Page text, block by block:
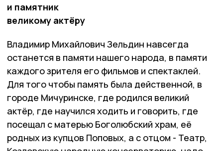
и памятник
великому актёру
Владимир Михайлович Зельдин навсегда
останется в памяти нашего народа, в памяти
каждого зрителя его фильмов и спектаклей.
Для того чтобы память была действенной, в
городе Мичуринске, где родился великий
актёр, где научился ходить и говорить, где
посещал с матерью Боголюбский храм, её
родных из купцов Поповых, а с отцом - Театр,